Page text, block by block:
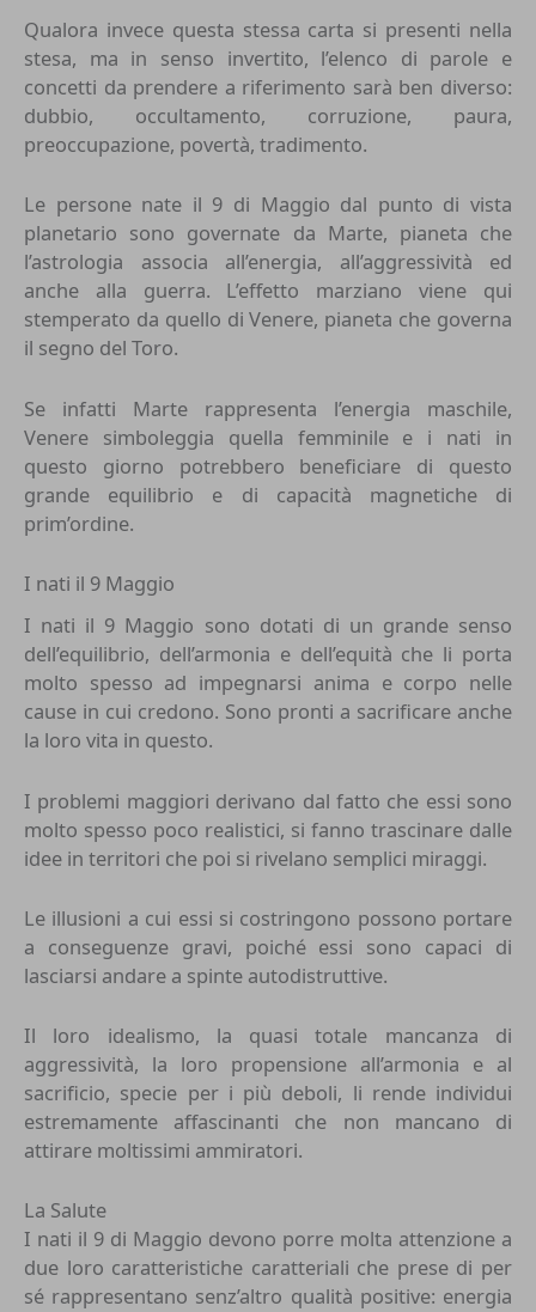
Qualora invece questa stessa carta si presenti nella
stesa, ma in senso invertito, l’elenco di parole e
concetti da prendere a riferimento sarà ben diverso:
dubbio, occultamento, corruzione, paura,
preoccupazione, povertà, tradimento.
Le persone nate il 9 di Maggio dal punto di vista
planetario sono governate da Marte, pianeta che
l’astrologia associa all’energia, all’aggressività ed
anche alla guerra. L’effetto marziano viene qui
stemperato da quello di Venere, pianeta che governa
il segno del Toro.
Se infatti Marte rappresenta l’energia maschile,
Venere simboleggia quella femminile e i nati in
questo giorno potrebbero beneficiare di questo
grande equilibrio e di capacità magnetiche di
prim’ordine.
I nati il 9 Maggio
I nati il 9 Maggio sono dotati di un grande senso
dell’equilibrio, dell’armonia e dell’equità che li porta
molto spesso ad impegnarsi anima e corpo nelle
cause in cui credono. Sono pronti a sacrificare anche
la loro vita in questo.
I problemi maggiori derivano dal fatto che essi sono
molto spesso poco realistici, si fanno trascinare dalle
idee in territori che poi si rivelano semplici miraggi.
Le illusioni a cui essi si costringono possono portare
a conseguenze gravi, poiché essi sono capaci di
lasciarsi andare a spinte autodistruttive.
Il loro idealismo, la quasi totale mancanza di
aggressività, la loro propensione all’armonia e al
sacrificio, specie per i più deboli, li rende individui
estremamente affascinanti che non mancano di
attirare moltissimi ammiratori.
La Salute
I nati il 9 di Maggio devono porre molta attenzione a
due loro caratteristiche caratteriali che prese di per
sé rappresentano senz’altro qualità positive: energia